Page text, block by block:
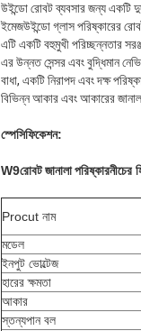
উইন্ডো রোবট ব্যবসার জন্য একটি
ইমেজউইন্ডো গ্লাস পরিষ্কারের
এটি একটি বহুমুখী পরিচ্ছন্নতার
এর উন্নত সেন্সর এবং বুদ্ধিমান
বাধা, একটি নিরাপদ এবং দক্ষ
বিভিন্ন আকার এবং আকারের
স্পেসিফিকেশন:
W9রোবট জানালা পরিষ্কারনীচের
Procut নাম
মডেল
ইনপুট ভোল্টেজ
হারের ক্ষমতা
আকার
স্তন্যপান বল